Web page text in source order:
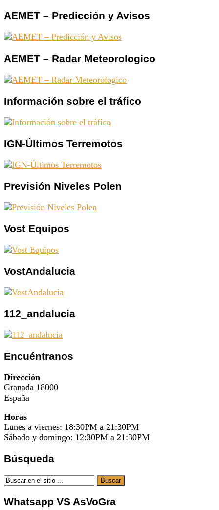
AEMET – Predicción y Avisos
AEMET – Radar Meteorologico
Información sobre el tráfico
IGN-Últimos Terremotos
Previsión Niveles Polen
Vost Equipos
VostAndalucia
112_andalucia
Encuéntranos
Dirección
Granada 18000
España
Horas
Lunes a viernes: 18:30PM a 21:30PM
Sábado y domingo: 12:30PM a 21:30PM
Búsqueda
Whatsapp VS AsVoGra